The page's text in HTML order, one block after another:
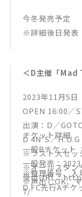
今冬発売予定
※詳細後日発表
＜D主催「
2023年11月5日
OPEN 16:00／
出演：D／
D 4N’S／H.U.G
※ラスト大セッ
※オールスタン
※声出しOK、
チケット詳細
一般Bチケット
一般発売：
受付URL：
7/
※整理番号、入
D FC先行Aチ